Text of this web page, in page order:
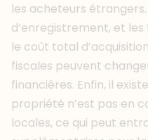
les acheteurs
d’enregistrement, et
le coût total
fiscales peuvent
financières. Enfin, il
propriété n’est pas en
locales, ce qui peut